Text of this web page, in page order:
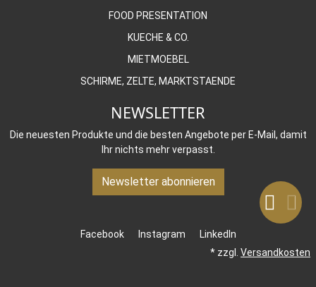
FOOD PRESENTATION
KUECHE & CO.
MIETMOEBEL
SCHIRME, ZELTE, MARKTSTAENDE
NEWSLETTER
Die neuesten Produkte und die besten Angebote per E-Mail, damit
Ihr nichts mehr verpasst.
Newsletter abonnieren
Facebook Instagram
LinkedIn
* zzgl. Versandkosten